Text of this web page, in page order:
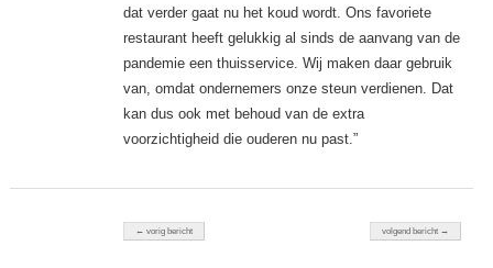
dat verder gaat nu het koud wordt. Ons favoriete
restaurant heeft gelukkig al sinds de aanvang van de
pandemie een thuisservice. Wij maken daar gebruik
van, omdat ondernemers onze steun verdienen. Dat
kan dus ook met behoud van de ­extra
voorzichtigheid die ouderen nu past.”
Berichten navigatie
← vorig bericht volgend bericht →